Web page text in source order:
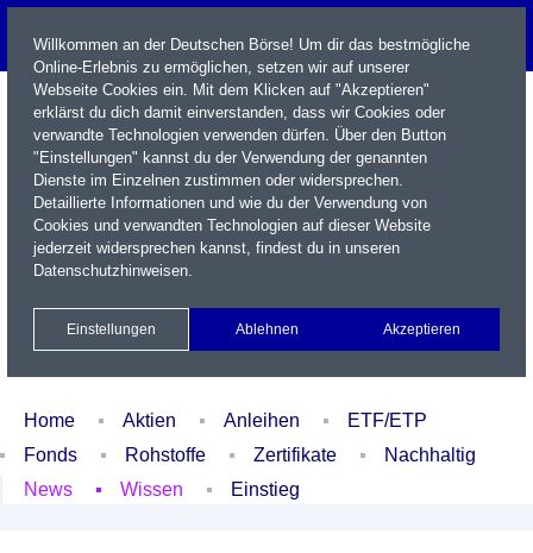
Name / WKN / ISIN / Kürzel
Xetra Realtime
Watchlist Portfolio Login
Home Aktien Anleihen
ETF/ETP
Fonds
Rohstoffe Zertifikate
Nachhaltig
News
Wissen Einstieg
Willkommen an der Deutschen Börse! Um dir das bestmögliche
Online-Erlebnis zu ermöglichen, setzen wir auf unserer
Webseite Cookies ein. Mit dem Klicken auf "Akzeptieren"
erklärst du dich damit einverstanden, dass wir Cookies oder
verwandte Technologien verwenden dürfen. Über den Button
"Einstellungen" kannst du der Verwendung der genannten
Dienste im Einzelnen zustimmen oder widersprechen.
Detaillierte Informationen und wie du der Verwendung von
Cookies und verwandten Technologien auf dieser Website
jederzeit widersprechen kannst, findest du in unseren
Datenschutzhinweisen.
Einstellungen Ablehnen Akzeptieren